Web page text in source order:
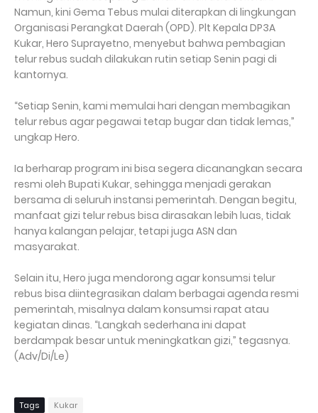
Namun, kini Gema Tebus mulai diterapkan di lingkungan
Organisasi Perangkat Daerah (OPD). Plt Kepala DP3A
Kukar, Hero Suprayetno, menyebut bahwa pembagian
telur rebus sudah dilakukan rutin setiap Senin pagi di
kantornya.
“Setiap Senin, kami memulai hari dengan membagikan
telur rebus agar pegawai tetap bugar dan tidak lemas,”
ungkap Hero.
Ia berharap program ini bisa segera dicanangkan secara
resmi oleh Bupati Kukar, sehingga menjadi gerakan
bersama di seluruh instansi pemerintah. Dengan begitu,
manfaat gizi telur rebus bisa dirasakan lebih luas, tidak
hanya kalangan pelajar, tetapi juga ASN dan
masyarakat.
Selain itu, Hero juga mendorong agar konsumsi telur
rebus bisa diintegrasikan dalam berbagai agenda resmi
pemerintah, misalnya dalam konsumsi rapat atau
kegiatan dinas. “Langkah sederhana ini dapat
berdampak besar untuk meningkatkan gizi,” tegasnya.
(Adv/Di/Le)
Tags Kukar